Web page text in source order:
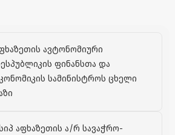
ავტონომიური
ფინანსთა და
სამინისტროს ცხელი
აფხაზეთის ა/რ სავაჭრო-